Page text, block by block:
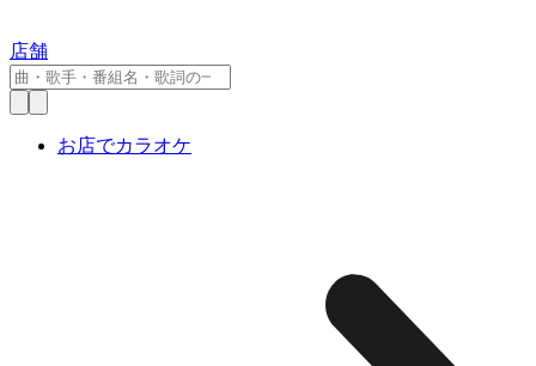
店舗
お店でカラオケ